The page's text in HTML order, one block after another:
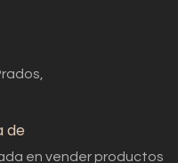
de
en vender productos